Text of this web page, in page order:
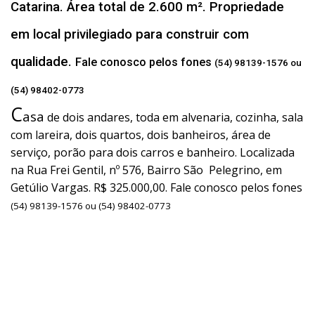
Catarina. Área total de 2.600 m². Propriedade
em local privilegiado para construir com
qualidade. Fale conosco pelos fones (54) 98139-1576 ou
(54) 98402-0773
Casa de dois andares, toda em alvenaria, cozinha, sala
com lareira, dois quartos, dois banheiros, área de
serviço, porão para dois carros e banheiro. Localizada
na Rua Frei Gentil, nº 576, Bairro São Pelegrino, em
Getúlio Vargas. R$ 325.000,00. Fale conosco pelos fones
(54) 98139-1576 ou (54) 98402-0773